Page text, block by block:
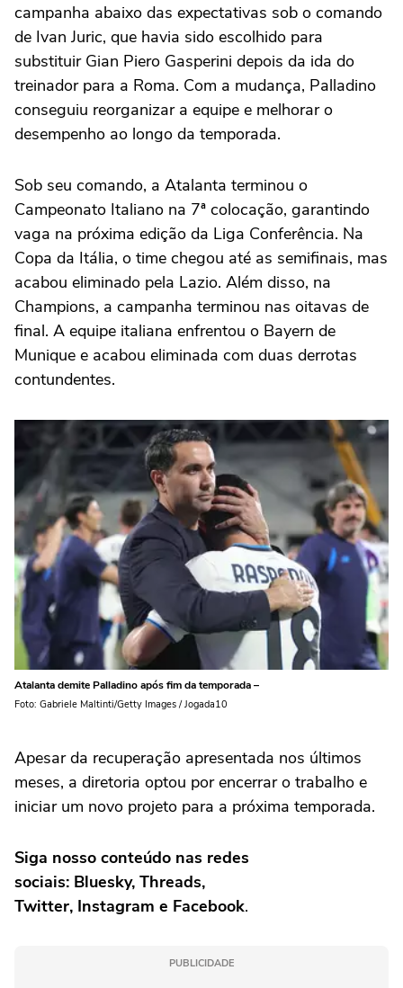
campanha abaixo das expectativas sob o comando
de Ivan Juric, que havia sido escolhido para
substituir Gian Piero Gasperini depois da ida do
treinador para a Roma. Com a mudança, Palladino
conseguiu reorganizar a equipe e melhorar o
desempenho ao longo da temporada.
Sob seu comando, a Atalanta terminou o
Campeonato Italiano na 7ª colocação, garantindo
vaga na próxima edição da Liga Conferência. Na
Copa da Itália, o time chegou até as semifinais, mas
acabou eliminado pela Lazio. Além disso, na
Champions, a campanha terminou nas oitavas de
final. A equipe italiana enfrentou o Bayern de
Munique e acabou eliminada com duas derrotas
contundentes.
Atalanta demite Palladino após fim da temporada –
Foto: Gabriele Maltinti/Getty Images / Jogada10
Apesar da recuperação apresentada nos últimos
meses, a diretoria optou por encerrar o trabalho e
iniciar um novo projeto para a próxima temporada.
Siga nosso conteúdo nas redes
sociais: Bluesky, Threads,
Twitter, Instagram e Facebook.
PUBLICIDADE